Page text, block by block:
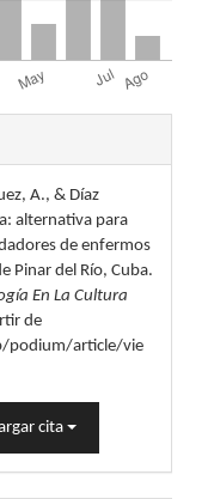
A., & Díaz
alternativa para
de enfermos
Pinar del Río, Cuba.
En La Cultura
de
podium/article/vie
cita